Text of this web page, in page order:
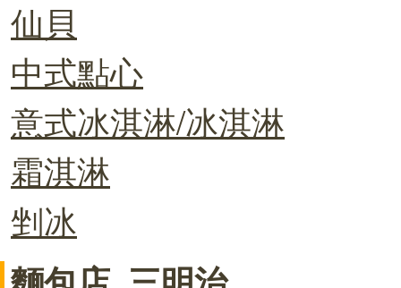
仙貝
中式點心
意式冰淇淋/冰淇淋
霜淇淋
剉冰